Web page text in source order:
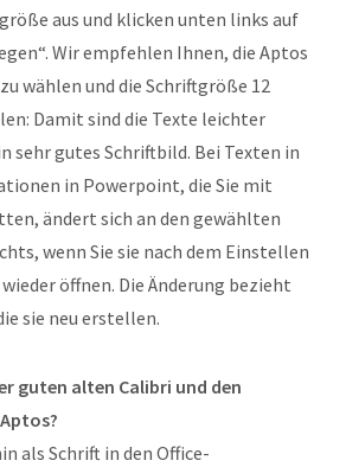
aus und klicken unten links auf
Wir empfehlen Ihnen, die Aptos
wählen und die Schriftgröße 12
Damit sind die Texte leichter
sehr gutes Schriftbild. Bei Texten in
in Powerpoint, die Sie mit
ändert sich an den gewählten
wenn Sie sie nach dem Einstellen
öffnen. Die Änderung bezieht
sie neu erstellen.
guten alten Calibri und den
als Schrift in den Office-